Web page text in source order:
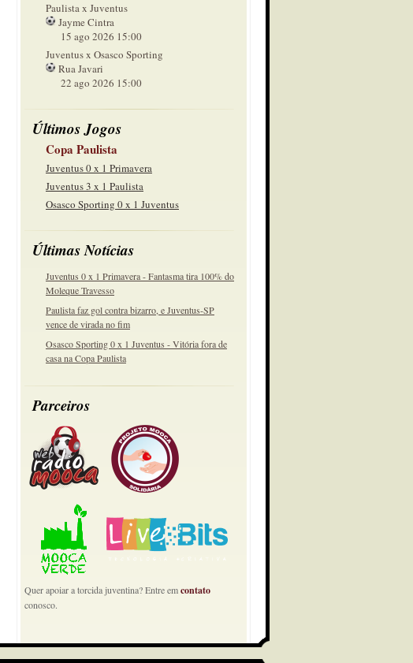
Paulista x Juventus
Jayme Cintra
15 ago 2026 15:00
Juventus x Osasco Sporting
Rua Javari
22 ago 2026 15:00
Últimos Jogos
Copa Paulista
Juventus 0 x 1 Primavera
Juventus 3 x 1 Paulista
Osasco Sporting 0 x 1 Juventus
Últimas Notícias
Juventus 0 x 1 Primavera - Fantasma tira 100% do
Moleque Travesso
Paulista faz gol contra bizarro, e Juventus-SP
vence de virada no fim
Osasco Sporting 0 x 1 Juventus - Vitória fora de
casa na Copa Paulista
Parceiros
Quer apoiar a torcida juventina? Entre emcontato
conosco.